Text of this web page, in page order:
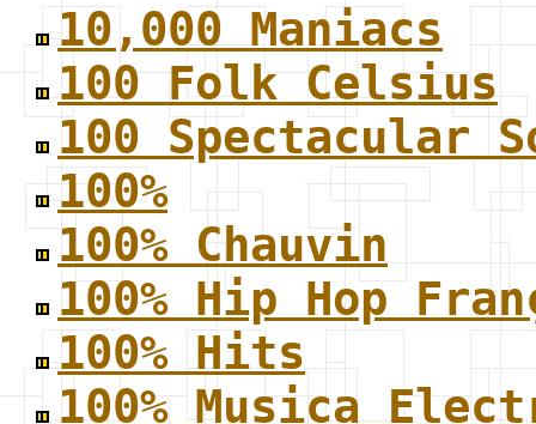
10,000 Maniacs
100 Folk Celsius
100 Spectacular
100%
100% Chauvin
100% Hip Hop
100% Hits
100% Musica